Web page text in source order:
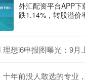
外汇配资平台APP
跌1.14%，转股溢价
报图曝光：9月上市，五座大SUV
十年前没人敢选的专业